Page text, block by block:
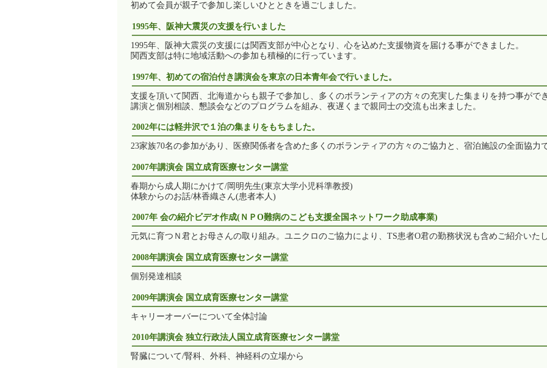
初めて会員が親子で参加し楽しいひとときを過ごしました。
1995年、阪神大震災の支援を行いました
1995年、阪神大震災の支援には関西支部が中心となり、心を込めた支援物資を届ける事ができました。
関西支部は特に地域活動への参加も積極的に行っています。
1997年、初めての宿泊付き講演会を東京の日本青年会で行いました。
支援を頂いて関西、北海道からも親子で参加し、多くのボランティアの方々の充実した集まりを持つ事がで
講演と個別相談、懇談会などのプログラムを組み、夜遅くまで親同士の交流も出来ました。
2002年には軽井沢で１泊の集まりをもちました。
23家族70名の参加があり、医療関係者を含めた多くのボランティアの方々のご協力と、宿泊施設の全面協力
2007年講演会 国立成育医療センター講堂
春期から成人期にかけて/岡明先生(東京大学小児科準教授)
体験からのお話/林香織さん(患者本人)
2007年 会の紹介ビデオ作成(ＮＰO難病のこども支援全国ネットワーク助成事業)
元気に育つＮ君とお母さんの取り組み。ユニクロのご協力により、TS患者O君の勤務状況も含めご紹介いたし
2008年講演会 国立成育医療センター講堂
個別発達相談
2009年講演会 国立成育医療センター講堂
キャリーオーバーについて全体討論
2010年講演会 独立行政法人国立成育医療センター講堂
腎臓について/腎科、外科、神経科の立場から